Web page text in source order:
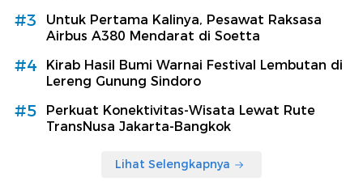
#3
Untuk Pertama Kalinya, Pesawat Raksasa
Airbus A380 Mendarat di Soetta
#4
Kirab Hasil Bumi Warnai Festival Lembutan di
Lereng Gunung Sindoro
#5
Perkuat Konektivitas-Wisata Lewat Rute
TransNusa Jakarta-Bangkok
Lihat Selengkapnya